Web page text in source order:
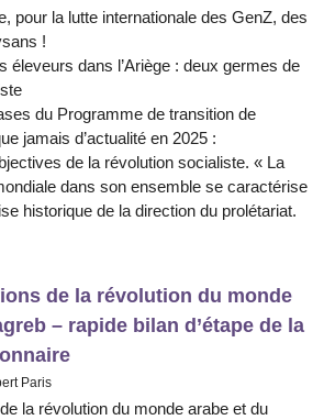
pour la lutte internationale des GenZ, des
!
éleveurs dans l’Ariège : deux germes de
du Programme de transition de
jamais d’actualité en 2025 :
de la révolution socialiste. « La
dans son ensemble se caractérise
historique de la direction du prolétariat.
de la révolution du monde
– rapide bilan d’étape de la
Paris
la révolution du monde arabe et du